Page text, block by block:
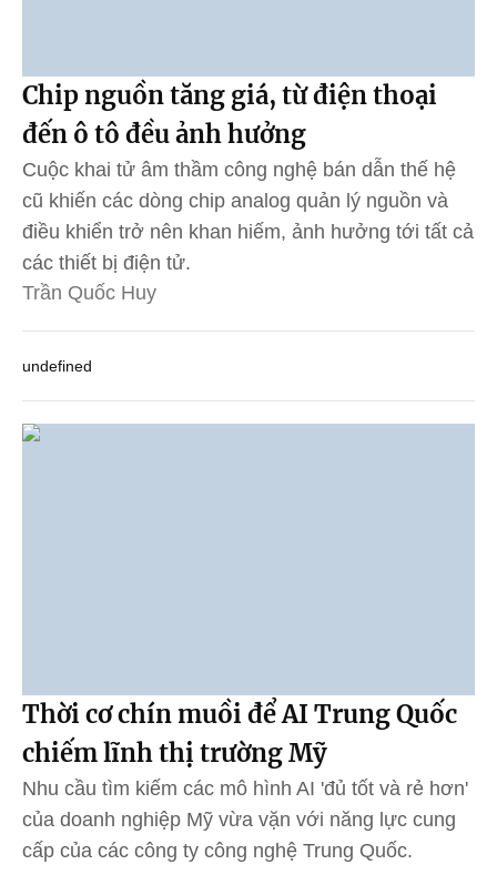
Chip nguồn tăng giá, từ điện thoại
đến ô tô đều ảnh hưởng
Cuộc khai tử âm thầm công nghệ bán dẫn thế hệ
cũ khiến các dòng chip analog quản lý nguồn và
điều khiển trở nên khan hiếm, ảnh hưởng tới tất cả
các thiết bị điện tử.
Trần Quốc Huy
undefined
Thời cơ chín muồi để AI Trung Quốc
chiếm lĩnh thị trường Mỹ
Nhu cầu tìm kiếm các mô hình AI 'đủ tốt và rẻ hơn'
của doanh nghiệp Mỹ vừa vặn với năng lực cung
cấp của các công ty công nghệ Trung Quốc.